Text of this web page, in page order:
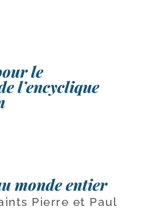
le
l’encyclique
monde entier
Pierre et Paul